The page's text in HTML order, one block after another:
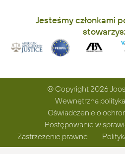
Jesteśmy członkami
© Copyright 2026
Wewnętrzna
Oświadczenie o
Postępowanie w
Zastrzeżenie prawne